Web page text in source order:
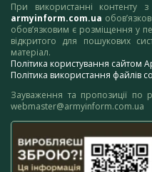
При використанні контенту
armyinform.com.ua
обов’язковим є розміщення у
відкритого для пошукових
матеріал.
Політика користування сайтом
Політика використання файлів
Зауваження та пропозиції по
webmaster@armyinform.com.ua